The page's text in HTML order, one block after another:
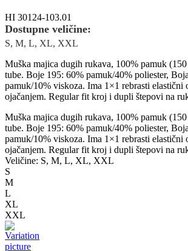
HI 30124-103.01
Dostupne veličine:
S, M, L, XL, XXL
Muška majica dugih rukava, 100% pamuk (150
tube. Boje 195: 60% pamuk/40% poliester,
pamuk/10% viskoza. Ima 1×1 rebrasti elastični
ojačanjem. Regular fit kroj i dupli štepovi na
Muška majica dugih rukava, 100% pamuk (150
tube. Boje 195: 60% pamuk/40% poliester,
pamuk/10% viskoza. Ima 1×1 rebrasti elastični
ojačanjem. Regular fit kroj i dupli štepovi na
Veličine: S, M, L, XL, XXL
S
M
L
XL
XXL